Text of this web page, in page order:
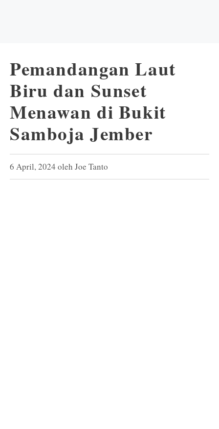
Pemandangan Laut
Biru dan Sunset
Menawan di Bukit
Samboja Jember
6 April, 2024 oleh Joe Tanto